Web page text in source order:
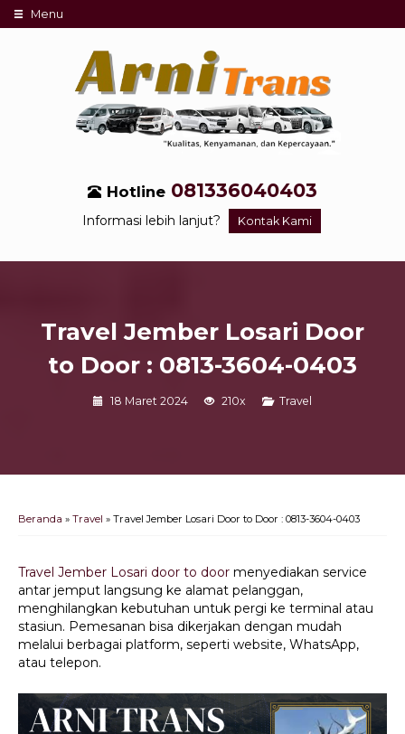
Menu
Hotline 081336040403
Informasi lebih lanjut? Kontak Kami
Travel Jember Losari Door
to Door : 0813-3604-0403
18 Maret 2024 210x Travel
Beranda » Travel » Travel Jember Losari Door to Door : 0813-3604-0403
Travel Jember Losari door to door menyediakan service
antar jemput langsung ke alamat pelanggan,
menghilangkan kebutuhan untuk pergi ke terminal atau
stasiun. Pemesanan bisa dikerjakan dengan mudah
melalui berbagai platform, seperti website, WhatsApp,
atau telepon.